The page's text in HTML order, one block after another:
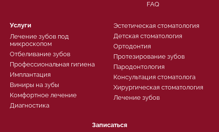
Услуги
Лечение зубов под
микроскопом
Отбеливание зубов
Профессиональная гигиена
Имплантация
Виниры на зубы
Комфортное лечение
Диагностика
Эстетическая стоматология
Детская стоматология
Ортодонтия
Протезирование зубов
Пародонтология
Консультация стоматолога
Хирургическая стоматология
Лечение зубов
FAQ
Записаться